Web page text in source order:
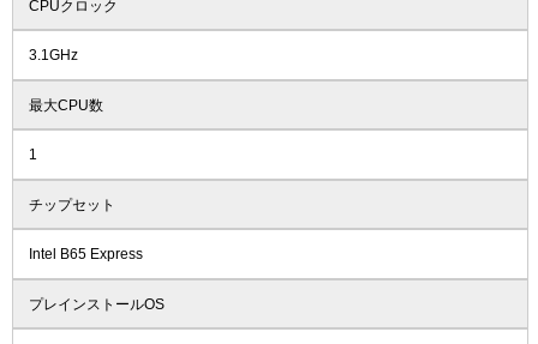
CPUクロック
3.1GHz
最大CPU数
1
チップセット
Intel B65 Express
プレインストールOS